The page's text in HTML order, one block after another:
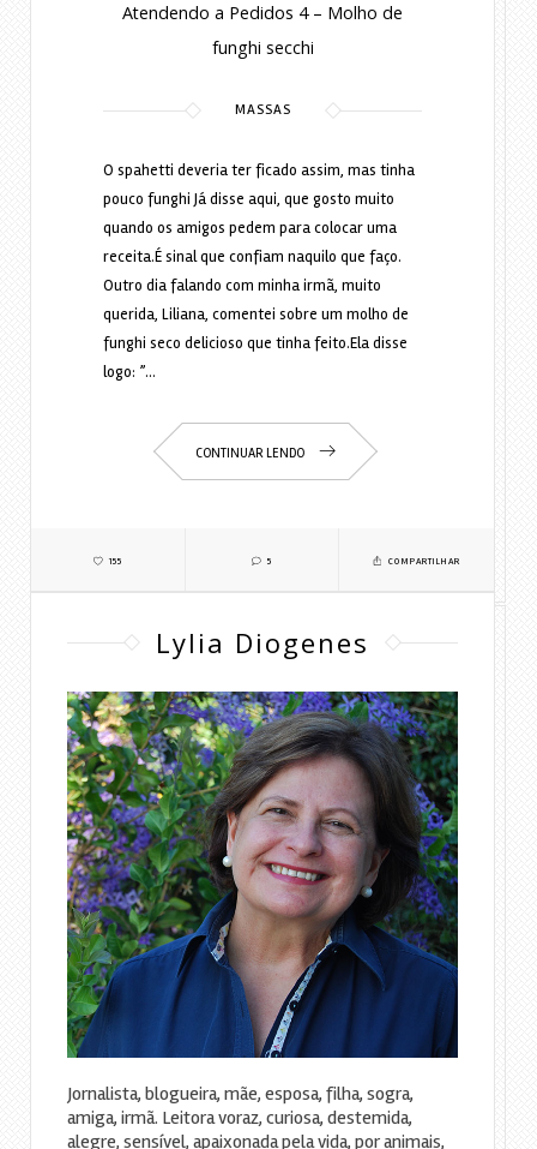
Atendendo a Pedidos 4 – Molho de
funghi secchi
MASSAS
O spahetti deveria ter ficado assim, mas tinha
pouco funghi Já disse aqui, que gosto muito
quando os amigos pedem para colocar uma
receita.É sinal que confiam naquilo que faço.
Outro dia falando com minha irmã, muito
querida, Liliana, comentei sobre um molho de
funghi seco delicioso que tinha feito.Ela disse
logo: ”…
CONTINUAR LENDO
155 5 COMPARTILHAR
Lylia Diogenes
Jornalista, blogueira, mãe, esposa, filha, sogra,
amiga, irmã. Leitora voraz, curiosa, destemida,
alegre, sensível, apaixonada pela vida, por animais,